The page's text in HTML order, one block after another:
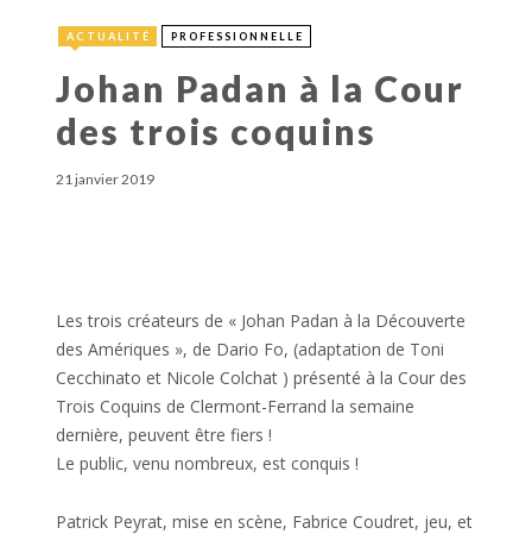
ACTUALITÉ PROFESSIONNELLE
Johan Padan à la Cour
des trois coquins
21 janvier 2019
Les trois créateurs de « Johan Padan à la Découverte
des Amériques », de Dario Fo, (adaptation de Toni
Cecchinato et Nicole Colchat ) présenté à la Cour des
Trois Coquins de Clermont-Ferrand la semaine
dernière, peuvent être fiers !
Le public, venu nombreux, est conquis !
Patrick Peyrat, mise en scène, Fabrice Coudret, jeu, et